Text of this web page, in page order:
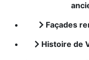
Façades
Histoire de